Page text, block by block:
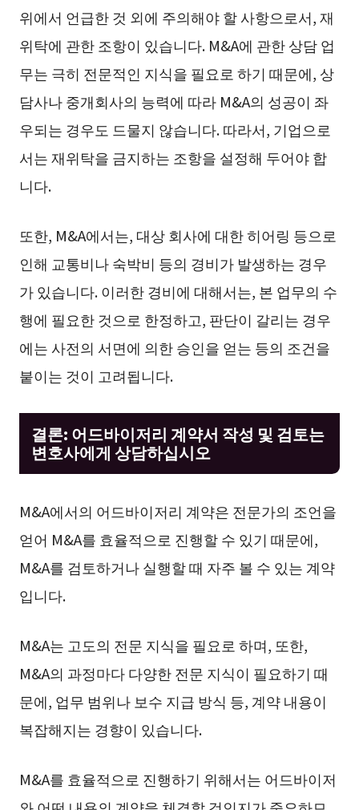
위에서 언급한 것 외에 주의해야 할 사항으로서, 재
위탁에 관한 조항이 있습니다. M&A에 관한 상담 업
무는 극히 전문적인 지식을 필요로 하기 때문에, 상
담사나 중개회사의 능력에 따라 M&A의 성공이 좌
우되는 경우도 드물지 않습니다. 따라서, 기업으로
서는 재위탁을 금지하는 조항을 설정해 두어야 합
니다.
또한, M&A에서는, 대상 회사에 대한 히어링 등으로
인해 교통비나 숙박비 등의 경비가 발생하는 경우
가 있습니다. 이러한 경비에 대해서는, 본 업무의 수
행에 필요한 것으로 한정하고, 판단이 갈리는 경우
에는 사전의 서면에 의한 승인을 얻는 등의 조건을
붙이는 것이 고려됩니다.
결론: 어드바이저리 계약서 작성 및 검토는
변호사에게 상담하십시오
M&A에서의 어드바이저리 계약은 전문가의 조언을
얻어 M&A를 효율적으로 진행할 수 있기 때문에,
M&A를 검토하거나 실행할 때 자주 볼 수 있는 계약
입니다.
M&A는 고도의 전문 지식을 필요로 하며, 또한,
M&A의 과정마다 다양한 전문 지식이 필요하기 때
문에, 업무 범위나 보수 지급 방식 등, 계약 내용이
복잡해지는 경향이 있습니다.
M&A를 효율적으로 진행하기 위해서는 어드바이저